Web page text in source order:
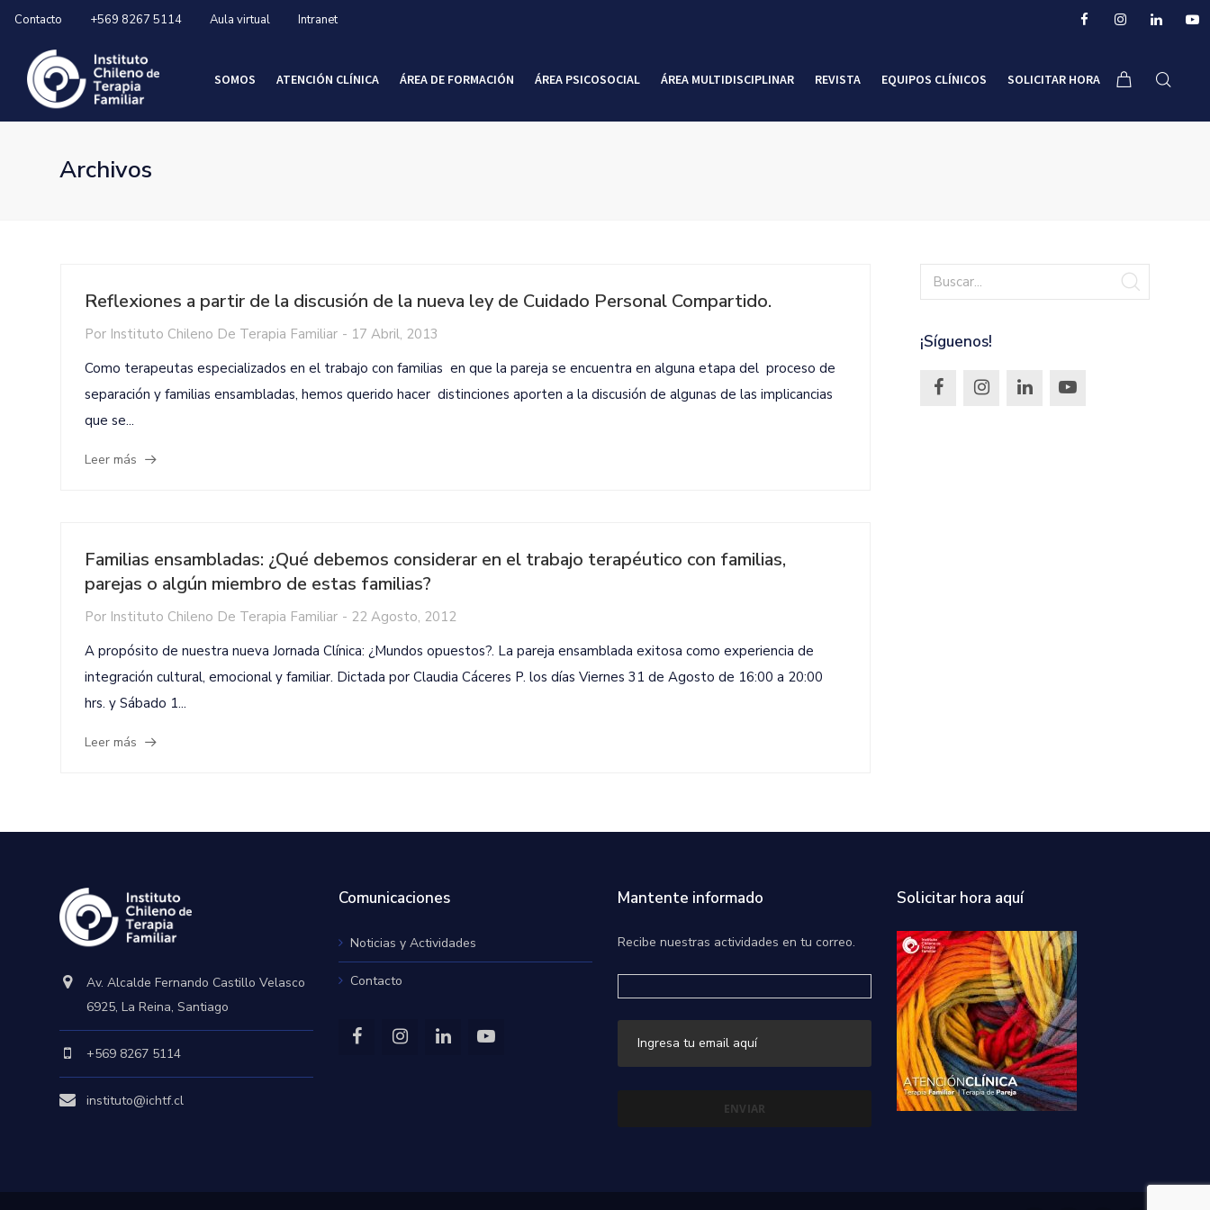
Contacto +569 8267 5114 Aula virtual Intranet
SOMOS ATENCIÓN CLÍNICA ÁREA DE FORMACIÓN ÁREA PSICOSOCIAL ÁREA MULTIDISCIPLINAR REVISTA EQUIPOS CLÍNICOS SOLICITAR HORA
Archivos
Reflexiones a partir de la discusión de la nueva ley de Cuidado Personal Compartido.
Por Instituto Chileno De Terapia Familiar - 17 Abril, 2013
Como terapeutas especializados en el trabajo con familias en que la pareja se encuentra en alguna etapa del proceso de
separación y familias ensambladas, hemos querido hacer distinciones aporten a la discusión de algunas de las implicancias
que se...
Leer más
Familias ensambladas: ¿Qué debemos considerar en el trabajo terapéutico con familias,
parejas o algún miembro de estas familias?
Por Instituto Chileno De Terapia Familiar - 22 Agosto, 2012
A propósito de nuestra nueva Jornada Clínica: ¿Mundos opuestos?. La pareja ensamblada exitosa como experiencia de
integración cultural, emocional y familiar. Dictada por Claudia Cáceres P. los días Viernes 31 de Agosto de 16:00 a 20:00
hrs. y Sábado 1...
Leer más
¡Síguenos!
Av. Alcalde Fernando Castillo Velasco
6925, La Reina, Santiago
+569 8267 5114
instituto@ichtf.cl
Comunicaciones
Noticias y Actividades
Contacto
Mantente informado
Recibe nuestras actividades en tu correo.
Solicitar hora aquí